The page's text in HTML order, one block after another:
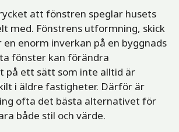
att fönstren speglar husets
med. Fönstrens utformning, skick
enorm inverkan på en byggnads
fönster kan förändra
på ett sätt som inte alltid är
i äldre fastigheter. Därför är
ofta det bästa alternativet för
både stil och värde.